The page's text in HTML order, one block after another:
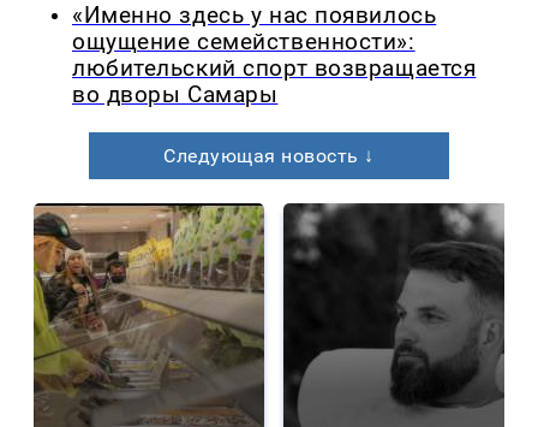
«Именно здесь у нас появилось
ощущение семейственности»:
любительский спорт возвращается
во дворы Самары
Следующая новость ↓